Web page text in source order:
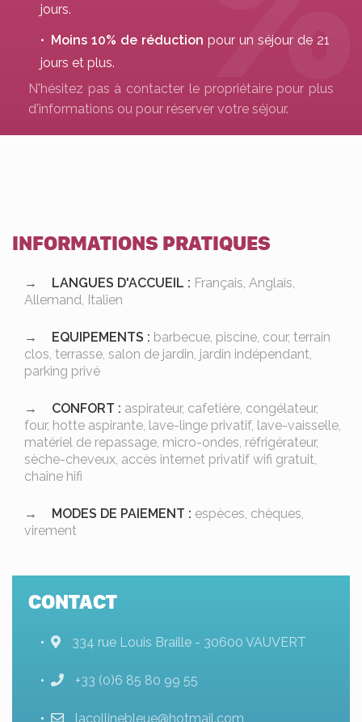
jours.
Moins 10% de réduction pour un séjour de 21
jours et plus.
N'hésitez pas à contacter le propriétaire pour plus
d'informations ou pour réserver votre séjour.
INFORMATIONS PRATIQUES
LANGUES D'ACCUEIL : Français, Anglais,
Allemand, Italien
EQUIPEMENTS : barbecue, piscine, cour, terrain
clos, terrasse, salon de jardin, jardin indépendant,
parking privé
CONFORT : aspirateur, cafetière, congélateur,
four, hotte aspirante, lave-linge privatif, lave-vaisselle,
matériel de repassage, micro-ondes, réfrigérateur,
sèche-cheveux, accès internet privatif wifi gratuit,
chaîne hifi
MODES DE PAIEMENT : espèces, chèques,
virement
CONTACT
334 rue Louis Braille - 30600 VAUVERT
+33 (0)6 85 80 99 55
lacollinebleue@hotmail.com